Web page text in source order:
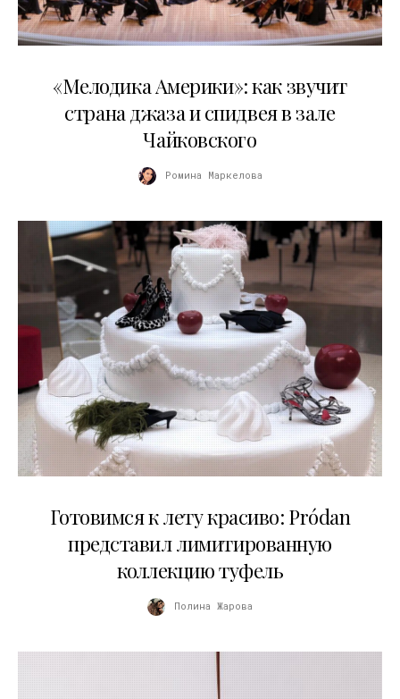
«Мелодика Америки»: как звучит
страна джаза и спидвея в зале
Чайковского
Ромина Маркелова
Готовимся к лету красиво: Pródan
представил лимитированную
коллекцию туфель
Полина Жарова